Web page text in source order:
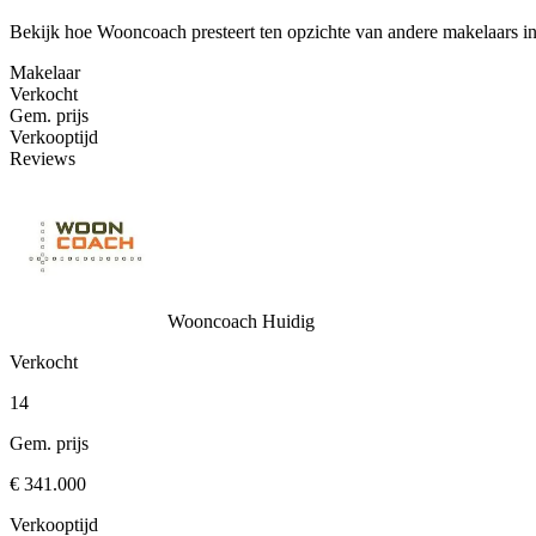
Bekijk hoe Wooncoach presteert ten opzichte van andere makelaars
Makelaar
Verkocht
Gem. prijs
Verkooptijd
Reviews
Wooncoach Huidig
Verkocht
14
Gem. prijs
€ 341.000
Verkooptijd